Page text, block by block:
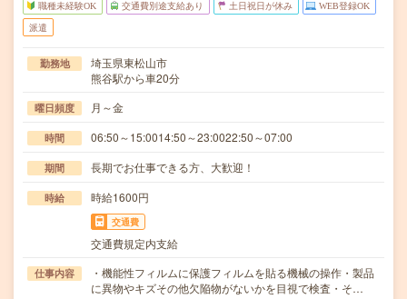
職種未経験OK 交通費別途支給あり 土日祝日が休み WEB登録OK
派遣
勤務地
埼玉県東松山市
熊谷駅から車20分
曜日頻度 月～金
時間 06:50～15:0014:50～23:0022:50～07:00
期間 長期でお仕事できる方、大歓迎！
時給 時給1600円
交通費
交通費規定内支給
仕事内容
・機能性フィルムに保護フィルムを貼る機械の操作・製品
に異物やキズその他欠陥物がないかを目視で検査・そ…